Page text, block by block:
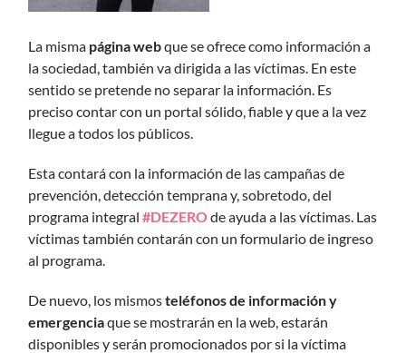
La misma página webque se ofrece como información a
la sociedad, también va dirigida a las víctimas. En este
sentido se pretende no separar la información. Es
preciso contar con un portal sólido, fiable y que a la vez
llegue a todos los públicos.
Esta contará con la información de las campañas de
prevención, detección temprana y, sobretodo, del
programa integral#DEZEROde ayuda a las víctimas. Las
víctimas también contarán con un formulario de ingreso
al programa.
De nuevo, los mismosteléfonos de información y
emergenciaque se mostrarán en la web, estarán
disponibles y serán promocionados por si la víctima